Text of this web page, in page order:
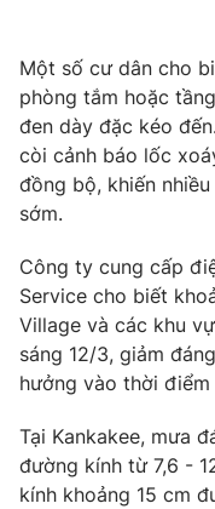
Một số cư dân cho
phòng tắm hoặc
đen dày đặc kéo
còi cảnh báo lốc
đồng bộ, khiến
sớm.
Công ty cung cấp
Service cho biết
Village và các khu
sáng 12/3, giảm
hưởng vào thời
Tại Kankakee, mưa
đường kính từ 7,6 -
kính khoảng 15 cm